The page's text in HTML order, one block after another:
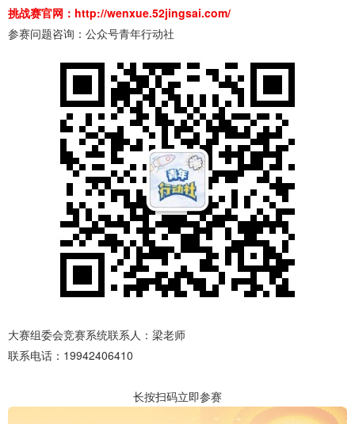
挑战赛官网： http://wenxue.52jingsai.com/
参赛问题咨询：公众号青年行动社
大赛组委会竞赛系统联系人：梁老师
联系电话：19942406410
长按扫码立即参赛